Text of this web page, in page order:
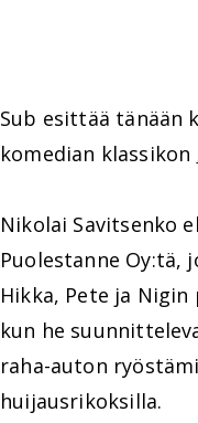
Sub esittää tänään
komedian klassikon
Nikolai Savitsenko
Puolestanne
Hikka, Pete ja
kun he
raha-auton
huijausrikoksilla.